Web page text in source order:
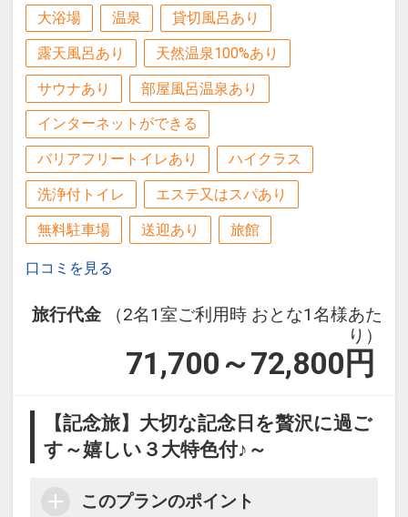
大浴場 温泉 貸切風呂あり
露天風呂あり 天然温泉100%あり
サウナあり 部屋風呂温泉あり
インターネットができる
バリアフリートイレあり ハイクラス
洗浄付トイレ エステ又はスパあり
無料駐車場 送迎あり 旅館
口コミを見る
旅行代金
（2名1室ご利用時 おとな1名様あた
り）
71,700～72,800 円
【記念旅】大切な記念日を贅沢に過ご
す～嬉しい３大特色付♪～
このプランのポイント